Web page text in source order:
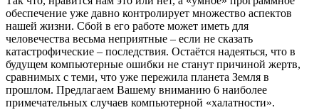
обеспечение уже давно контролирует множество аспектов
нашей жизни. Сбой в его работе может иметь для
человечества весьма неприятные – если не сказать
катастрофические – последствия. Остаётся надеяться, что в
будущем компьютерные ошибки не станут причиной жертв,
сравнимых с теми, что уже пережила планета Земля в
прошлом. Предлагаем Вашему вниманию 6 наиболее
примечательных случаев компьютерной «халатности».